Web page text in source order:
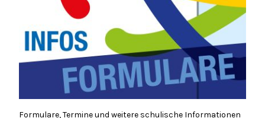
Formulare, Termine und weitere schulische Informationen